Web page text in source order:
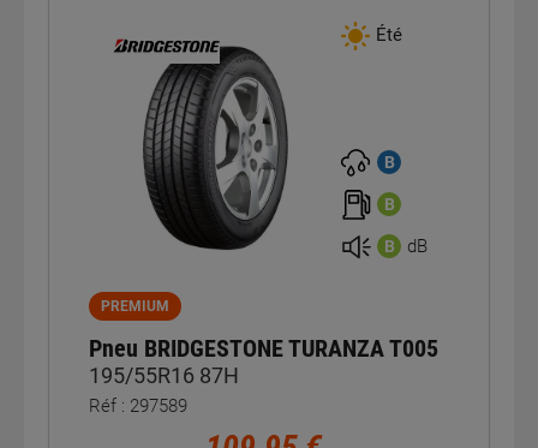
Été
B
B
B dB
PREMIUM
Pneu BRIDGESTONE TURANZA T005
195/55R16 87H
Réf : 297589